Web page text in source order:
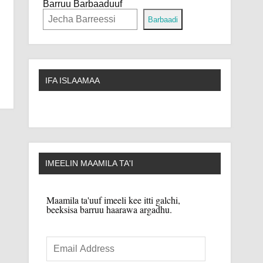
Barruu Barbaaduuf
Barbaadi
IFA ISLAAMAA
IMEELIN MAAMILA TA'I
Maamila ta'uuf imeeli kee itti galchi,
beeksisa barruu haarawa argadhu.
Email
Address